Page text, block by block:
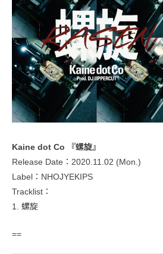
Kaine dot Co 『螺旋』
Release Date：2020.11.02 (Mon.)
Label：NHOJYEKIPS
Tracklist：
1. 螺旋
==